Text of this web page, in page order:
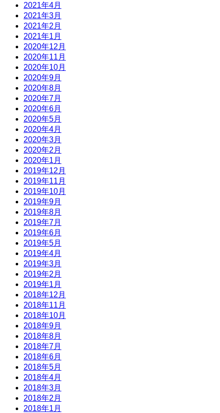
2021年4月
2021年3月
2021年2月
2021年1月
2020年12月
2020年11月
2020年10月
2020年9月
2020年8月
2020年7月
2020年6月
2020年5月
2020年4月
2020年3月
2020年2月
2020年1月
2019年12月
2019年11月
2019年10月
2019年9月
2019年8月
2019年7月
2019年6月
2019年5月
2019年4月
2019年3月
2019年2月
2019年1月
2018年12月
2018年11月
2018年10月
2018年9月
2018年8月
2018年7月
2018年6月
2018年5月
2018年4月
2018年3月
2018年2月
2018年1月